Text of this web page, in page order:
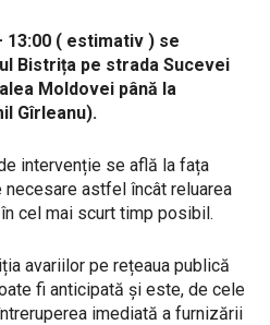
13:00 ( estimativ ) se
Bistrița pe strada Sucevei
Moldovei până la
Gîrleanu).
intervenție se află la fața
astfel încât reluarea
cel mai scurt timp posibil.
avariilor pe rețeaua publică
fi anticipată și este, de cele
imediată a furnizării